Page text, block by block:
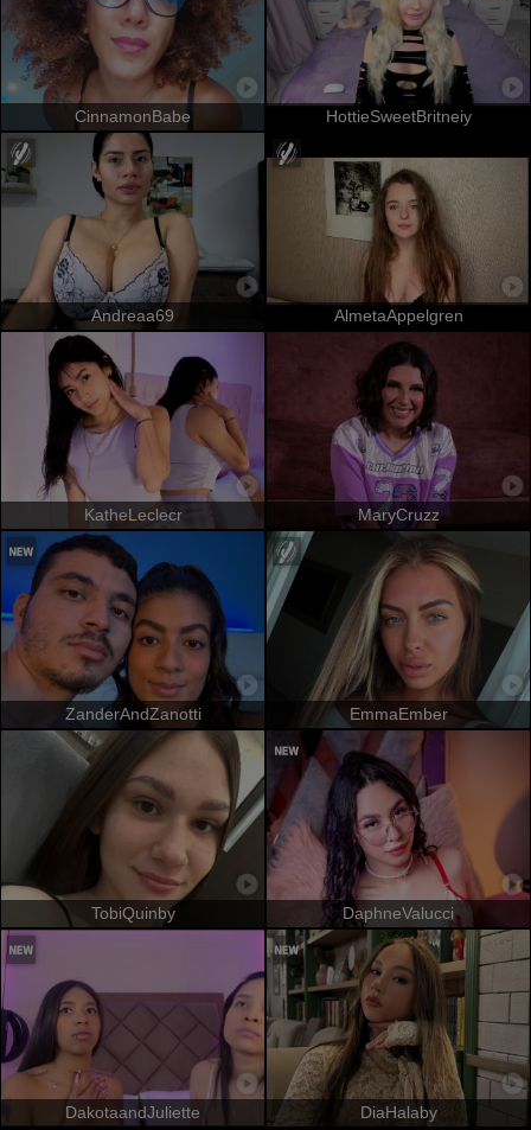
CinnamonBabe HottieSweetBritneiy
Andreaa69 AlmetaAppelgren
KatheLeclecr MaryCruzz
ZanderAndZanotti EmmaEmber
TobiQuinby DaphneValucci
DakotaandJuliette DiaHalaby